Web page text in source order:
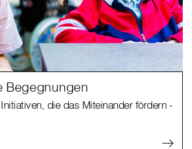
Begegnungen
die das Miteinander fördern -